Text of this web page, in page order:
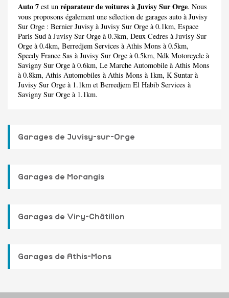
Auto 7 est un réparateur de voitures à Juvisy Sur Orge. Nous
vous proposons également une sélection de garages auto à Juvisy
Sur Orge : Bernier Juvisy à Juvisy Sur Orge à 0.1km, Espace
Paris Sud à Juvisy Sur Orge à 0.3km, Deux Cedres à Juvisy Sur
Orge à 0.4km, Berredjem Services à Athis Mons à 0.5km,
Speedy France Sas à Juvisy Sur Orge à 0.5km, Ndk Motorcycle à
Savigny Sur Orge à 0.6km, Le Marche Automobile à Athis Mons
à 0.8km, Athis Automobiles à Athis Mons à 1km, K Suntar à
Juvisy Sur Orge à 1.1km et Berredjem El Habib Services à
Savigny Sur Orge à 1.1km.
Garages de Juvisy-sur-Orge
Garages de Morangis
Garages de Viry-Châtillon
Garages de Athis-Mons